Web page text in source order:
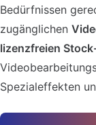
Bedürfnissen
zugänglichen
lizenzfreien
Spezialeffekten